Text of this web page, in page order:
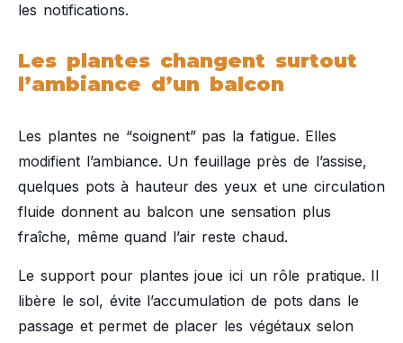
les notifications.
Les plantes changent surtout
l’ambiance d’un balcon
Les plantes ne “soignent” pas la fatigue. Elles
modifient l’ambiance. Un feuillage près de l’assise,
quelques pots à hauteur des yeux et une circulation
fluide donnent au balcon une sensation plus
fraîche, même quand l’air reste chaud.
Le support pour plantes joue ici un rôle pratique. Il
libère le sol, évite l’accumulation de pots dans le
passage et permet de placer les végétaux selon